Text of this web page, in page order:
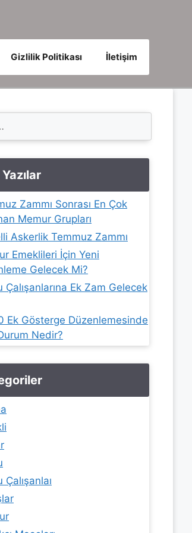
Gizlilik Politikası İletişim
Zammı Sonrası En Çok
Memur Grupları
Askerlik Temmuz Zammı
Emeklileri İçin Yeni
Gelecek Mi?
Çalışanlarına Ek Zam Gelecek
Ek Gösterge Düzenlemesinde
Nedir?
Çalışanlaı